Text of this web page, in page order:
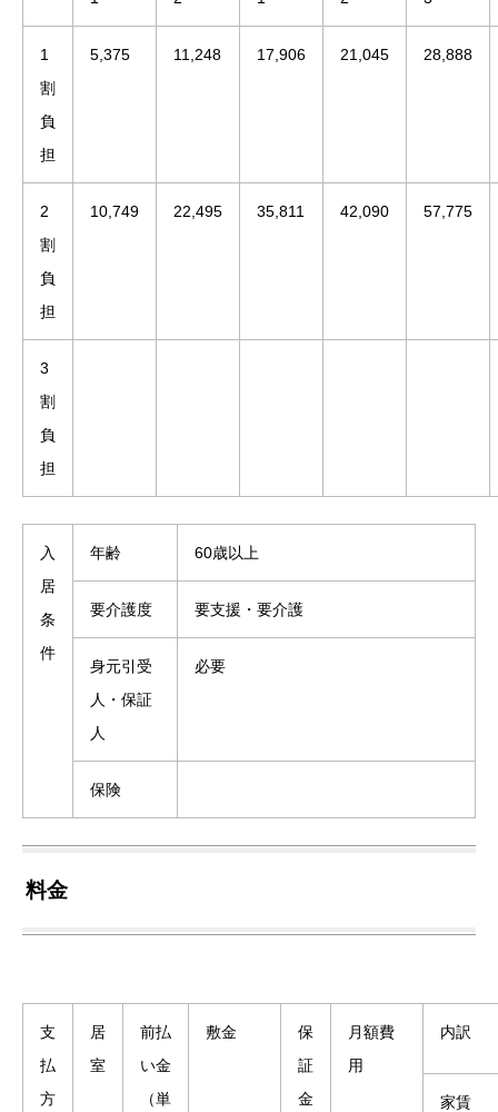
1
割
負
担
5,375 11,248 17,906 21,045 28,888
2
割
負
担
10,749 22,495 35,811 42,090 57,775
3
割
負
担
入
居
条
件
年齢 60歳以上
要介護度 要支援・要介護
身元引受
人・保証
人
必要
保険
料金
支
払
方
居
室
前払
い金
（単
敷金
保
証
金
月額費
用
内訳
家賃